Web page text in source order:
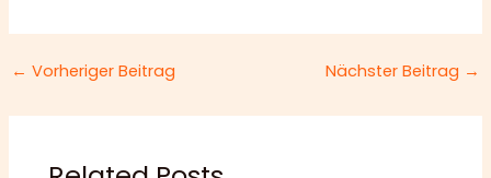
← Vorheriger Beitrag Nächster Beitrag →